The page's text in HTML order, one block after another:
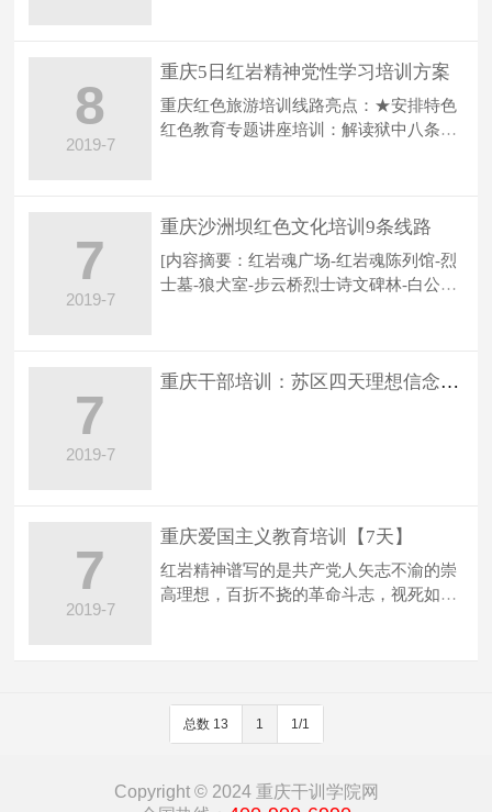
8
2019-7
重庆5日红岩精神党性学习培训方案
重庆红色旅游培训线路亮点：★安排特色
红色教育专题讲座培训：解读狱中八条！
7
2019-7
重庆沙洲坝红色文化培训9条线路
[内容摘要：红岩魂广场-红岩魂陈列馆-烈
士墓-狼犬室-步云桥烈士诗文碑林-白公
7
2019-7
重庆干部培训：苏区四天理想信念培训课
7
2019-7
重庆爱国主义教育培训【7天】
红岩精神谱写的是共产党人矢志不渝的崇
高理想，百折不挠的革命斗志，视死如归
总数 13 1 1/1
Copyright © 2024 重庆干训学院网